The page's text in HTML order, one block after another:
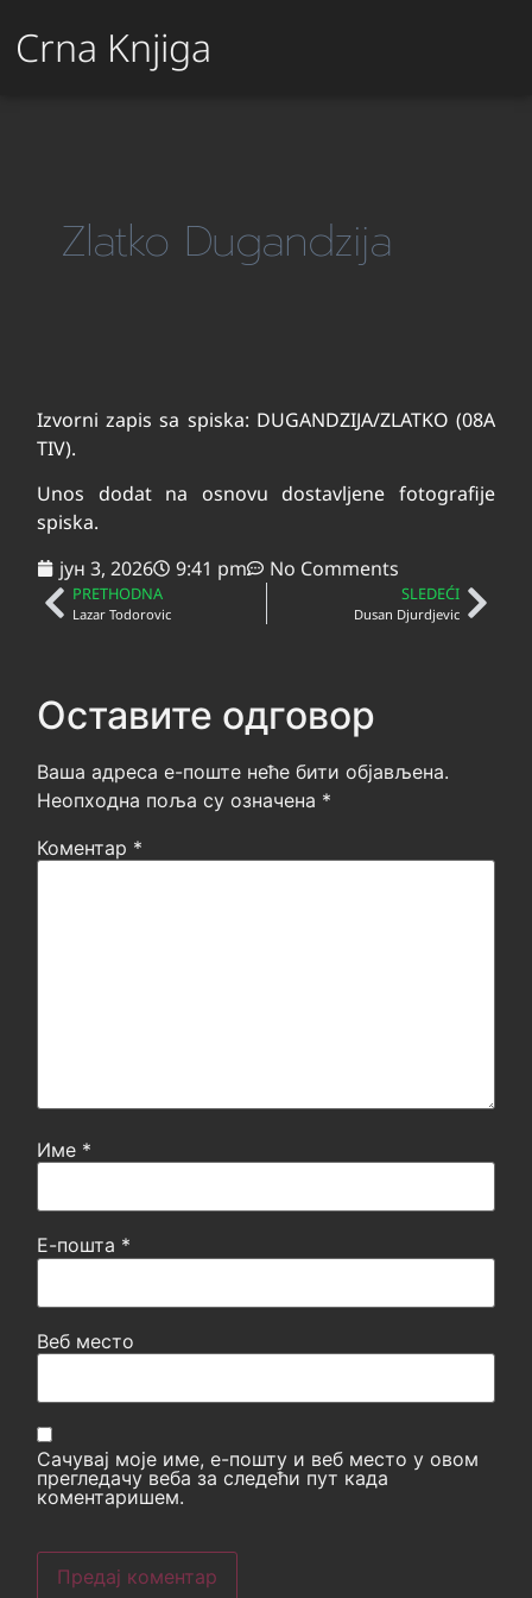
Crna Knjiga
Zlatko Dugandzija
Izvorni zapis sa spiska: DUGANDZIJA/ZLATKO (08A
TIV).
Unos dodat na osnovu dostavljene fotografije
spiska.
јун 3, 2026
9:41 pm No Comments
PRETHODNA
Lazar Todorovic
SLEDEĆI
Dusan Djurdjevic
Оставите одговор
Ваша адреса е-поште неће бити објављена.
Неопходна поља су означена *
Коментар *
Име *
Е-пошта *
Веб место
Сачувај моје име, е-пошту и веб место у овом
прегледачу веба за следећи пут када
коментаришем.